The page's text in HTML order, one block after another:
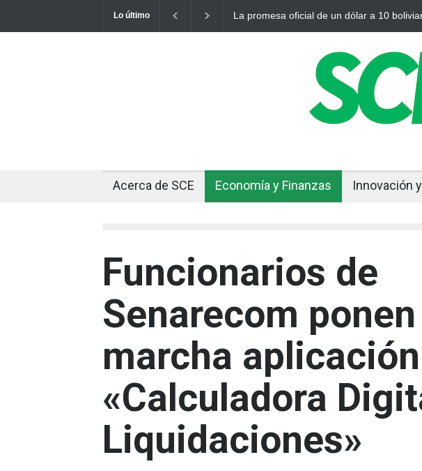
Lo último
de un dólar a 10 bolivianos se desinfla mientras el mercado marca Cuando el oro y la
Acerca de SCE Economía y Finanzas Innovación
Funcionarios de
Senarecom
marcha aplicación
«Calculadora
Liquidaciones»